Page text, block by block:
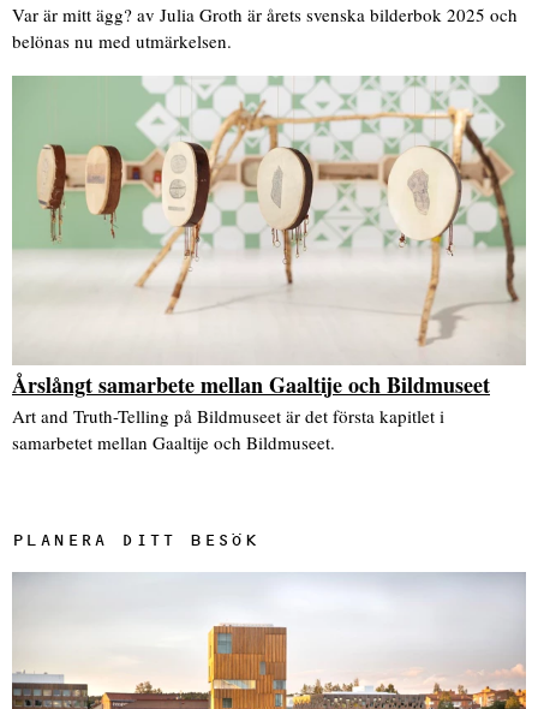
Var är mitt ägg? av Julia Groth är årets svenska bilderbok 2025 och
belönas nu med utmärkelsen.
Årslångt samarbete mellan Gaaltije och Bildmuseet
Art and Truth-Telling på Bildmuseet är det första kapitlet i
samarbetet mellan Gaaltije och Bildmuseet.
PLANERA DITT BESÖK